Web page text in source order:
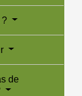
?
de